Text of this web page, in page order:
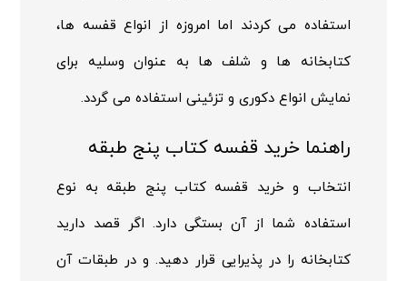
استفاده می کردند اما امروزه از انواع قفسه ها،
کتابخانه ها و شلف ها به عنوان وسلیه برای
نمایش انواع دکوری و تزئینی استفاده می گردد.
راهنما خرید قفسه کتاب پنج طبقه
انتخاب و خرید قفسه کتاب پنج طبقه به نوع
استفاده شما از آن بستگی دارد. اگر قصد دارید
کتابخانه را در پذیرایی قرار دهید. و در طبقات آن